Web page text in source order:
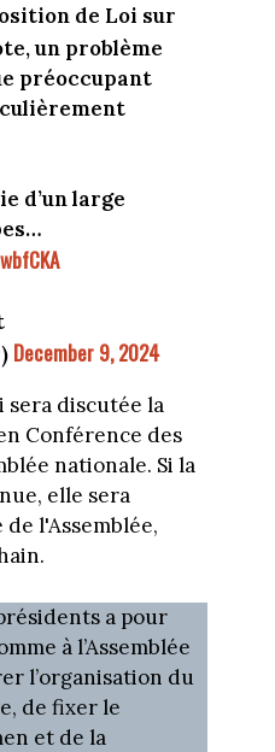
de Loi sur
un problème
préoccupant
d’un large
December 9, 2024
sera discutée la
Conférence des
nationale. Si la
elle sera
l'Assemblée,
a pour
à l’Assemblée
l’organisation du
de fixer le
et de la